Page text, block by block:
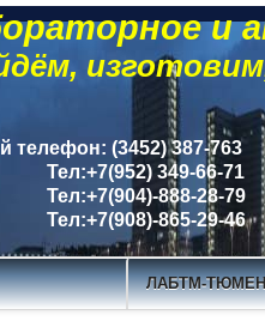
и
телефон: (3452) 387-763
349-66-71
888-28-79
865-29-46
ЛАБТМ-